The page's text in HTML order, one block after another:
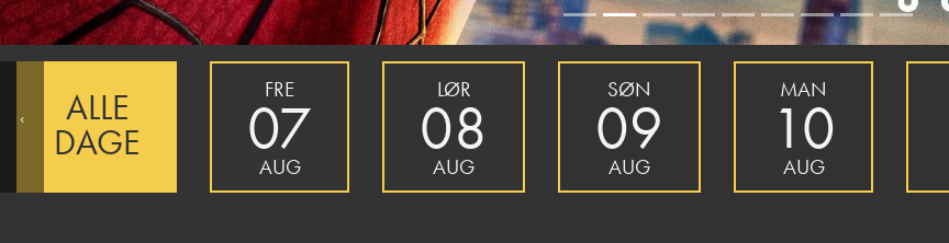
‹ ALLE
DAGE
FRE
07
AUG
LØR
08
AUG
SØN
09
AUG
MAN
10
AUG